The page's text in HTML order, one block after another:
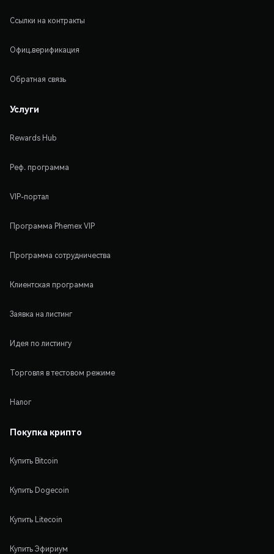
Ссылки на контракты
Офиц.верификация
Обратная связь
Услуги
Rewards Hub
Реф. программа
VIP-портал
Программа Phemex VIP
Программа сотрудничества
Клиентская программа
Заявка на листинг
Идея по листингу
Торговля в тестовом режиме
Налог
Покупка крипто
Купить Bitcoin
Купить Dogecoin
Купить Litecoin
Купить Эфириум